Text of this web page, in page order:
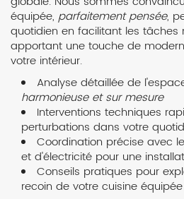
équipée, parfaitement pensée,
quotidien en facilitant les tâches
apportant une touche de
votre intérieur.
Analyse détaillée de
harmonieuse et sur mesure
Interventions techniques
perturbations dans votre
Coordination précise avec
et d'électricité pour une
Conseils pratiques pour
recoin de votre cuisine équipée